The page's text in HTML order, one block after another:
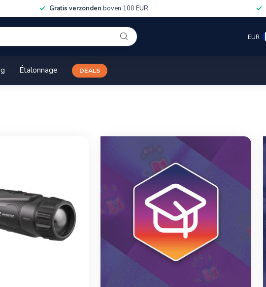
Gratis verzonden boven 100 EUR
EUR
Étalonnage DEALS